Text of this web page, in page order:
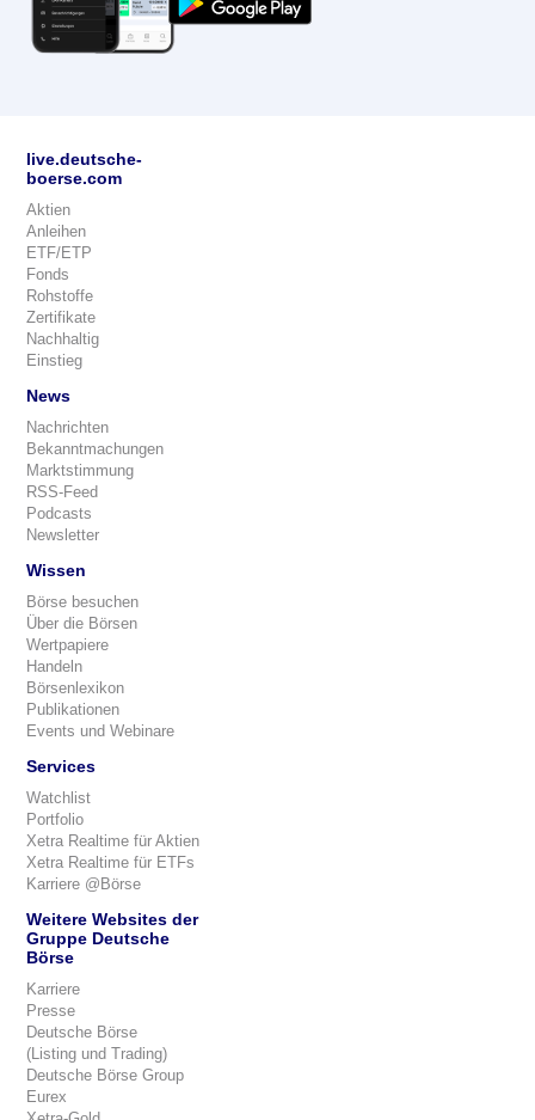
live.deutsche-
boerse.com
Aktien
Anleihen
ETF/ETP
Fonds
Rohstoffe
Zertifikate
Nachhaltig
Einstieg
News
Nachrichten
Bekanntmachungen
Marktstimmung
RSS-Feed
Podcasts
Newsletter
Wissen
Börse besuchen
Über die Börsen
Wertpapiere
Handeln
Börsenlexikon
Publikationen
Events und Webinare
Services
Watchlist
Portfolio
Xetra Realtime für Aktien
Xetra Realtime für ETFs
Karriere @Börse
Weitere Websites der
Gruppe Deutsche
Börse
Karriere
Presse
Deutsche Börse
(Listing und Trading)
Deutsche Börse Group
Eurex